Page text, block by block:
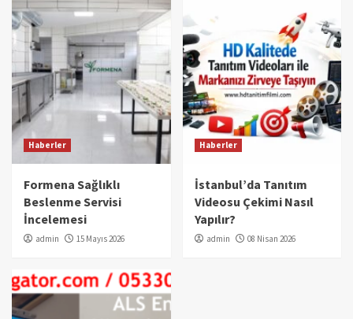
Haberler
Formena Sağlıklı
Beslenme Servisi
İncelemesi
admin 15 Mayıs 2026
Haberler
İstanbul’da Tanıtım
Videosu Çekimi Nasıl
Yapılır?
admin 08 Nisan 2026